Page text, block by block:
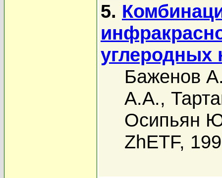
5.
углеродных
Баженов
А.А.,
Осипьян
ZhETF,